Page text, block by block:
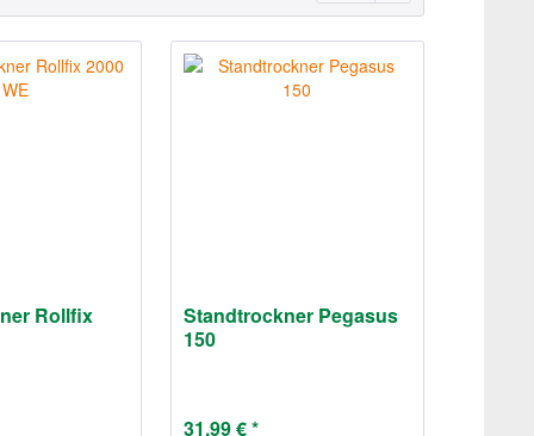
Rollfix
Standtrockner Pegasus
150
31,99 € *